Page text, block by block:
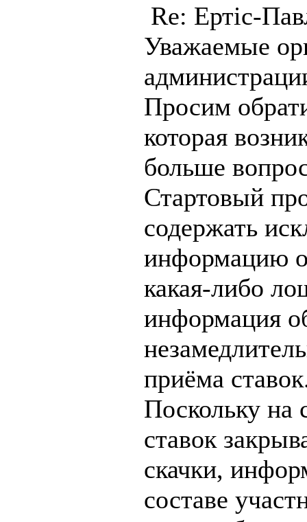
Re: Ертiс-
Уважаемые
Просим
которая
больше
Стартовый
содержать
информацию о
какая-либо
информация
приёма
Поскольку на
ставок
скачки,
составе